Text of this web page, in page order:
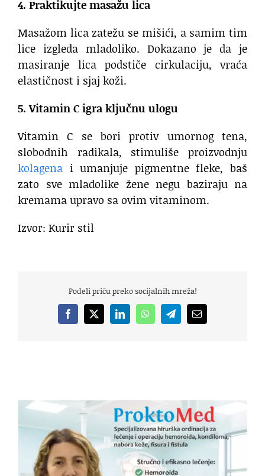
4. Praktikujte masažu lica
Masažom lica zatežu se mišići, a samim tim
lice izgleda mladoliko. Dokazano je da je
masiranje lica podstiče cirkulaciju, vraća
elastičnost i sjaj koži.
5. Vitamin C igra ključnu ulogu
Vitamin C se bori protiv umornog tena,
slobodnih radikala, stimuliše proizvodnju
kolagena i umanjuje pigmentne fleke, baš
zato sve mladolike žene negu baziraju na
kremama upravo sa ovim vitaminom.
Izvor: Kurir stil
Podeli priču preko socijalnih mreža!
Facebook
X LinkedInWhatsAppTelegramEmail